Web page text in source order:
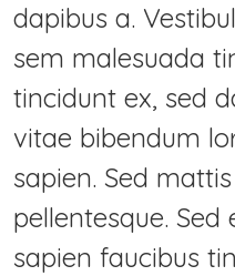
dapibus a.
sem malesuada
tincidunt ex, sed
vitae bibendum
sapien. Sed
pellentesque.
sapien faucibus